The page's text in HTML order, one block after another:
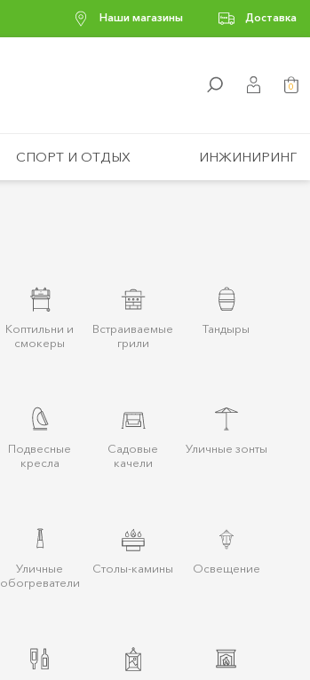
Наши магазины Доставка
0
СПОРТ И ОТДЫХ ИНЖИНИРИНГ
Коптильни и
смокеры
Встраиваемые
грили
Тандыры
Подвесные
кресла
Садовые
качели
Уличные зонты
Уличные
обогреватели
Столы-камины Освещение